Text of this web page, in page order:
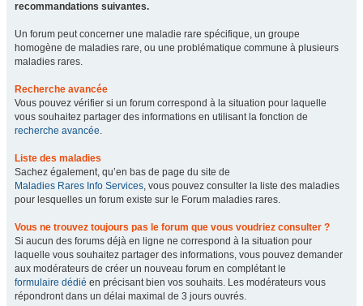
recommandations suivantes.
Un forum peut concerner une maladie rare spécifique, un groupe
homogène de maladies rare, ou une problématique commune à plusieurs
maladies rares.
Recherche avancée
Vous pouvez vérifier si un forum correspond à la situation pour laquelle
vous souhaitez partager des informations en utilisant la fonction de
recherche avancée.
Liste des maladies
Sachez également, qu’en bas de page du site de
Maladies Rares Info Services, vous pouvez consulter la liste des maladies
pour lesquelles un forum existe sur le Forum maladies rares.
Vous ne trouvez toujours pas le forum que vous voudriez consulter ?
Si aucun des forums déjà en ligne ne correspond à la situation pour
laquelle vous souhaitez partager des informations, vous pouvez demander
aux modérateurs de créer un nouveau forum en complétant le
formulaire dédié en précisant bien vos souhaits. Les modérateurs vous
répondront dans un délai maximal de 3 jours ouvrés.